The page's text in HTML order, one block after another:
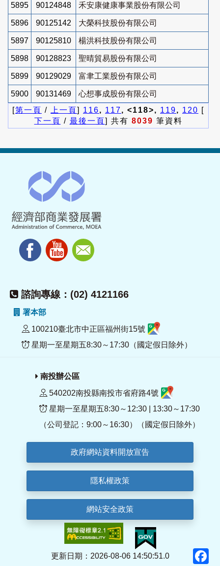
5895 90124848 禾安康健康事業股份有限公司
5896 90125142 大榮科技股份有限公司
5897 90125810 楊洪科技股份有限公司
5898 90128823 聖晴貿易股份有限公司
5899 90129029 富聿工業股份有限公司
5900 90131469
心想事成股份有限公司
[第一頁 / 上一頁] 116, 117, <118>, 119, 120 [
下一頁 / 最後一頁] 共有 8039 筆資料
諮詢專線：(02) 4121166
署本部
100210臺北市中正區福州街15號
星期一至星期五8:30～17:30（國定假日除外）
南投辦公區
540202南投縣南投市省府路4號
星期一至星期五8:30～12:30 | 13:30～17:30
（公司登記：9:00～16:30）（國定假日除外）
政府網站資料開放宣告
隱私權政策
網站安全政策
更新日期：2026-08-06 14:50:51.0